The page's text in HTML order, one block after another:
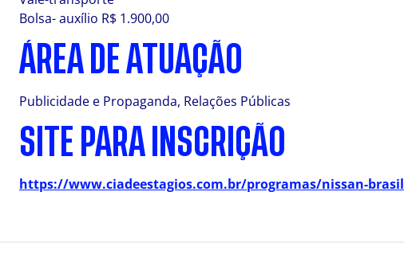
Bolsa- auxílio R$ 1.900,00
ÁREA DE ATUAÇÃO
Publicidade e Propaganda, Relações Públicas
SITE PARA INSCRIÇÃO
https://www.ciadeestagios.com.br/programas/nissan-brasil